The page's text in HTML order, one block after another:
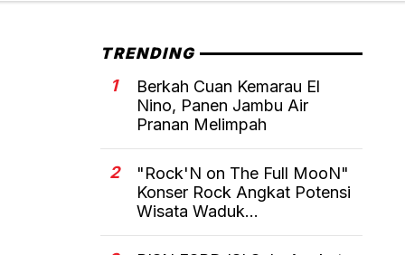
TRENDING
1
Berkah Cuan Kemarau El
Nino, Panen Jambu Air
Pranan Melimpah
2
"Rock'N on The Full MooN"
Konser Rock Angkat Potensi
Wisata Waduk...